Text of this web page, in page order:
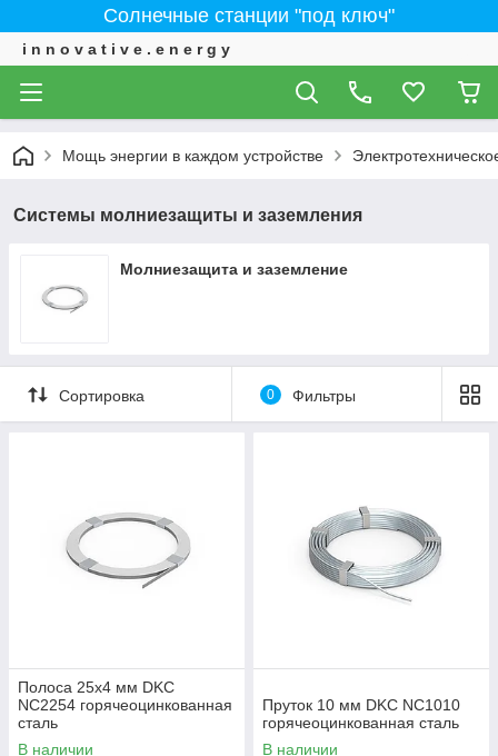
Солнечные станции "под ключ"
i n n o v a t i v e . e n e r g y
Мощь энергии в каждом устройстве
Системы молниезащиты и заземления
Молниезащита и заземление
Сортировка 0 Фильтры
Полоса 25х4 мм DKC
NC2254 горячеоцинкованная
сталь
В наличии
Пруток 10 мм DKC NC1010
горячеоцинкованная сталь
В наличии